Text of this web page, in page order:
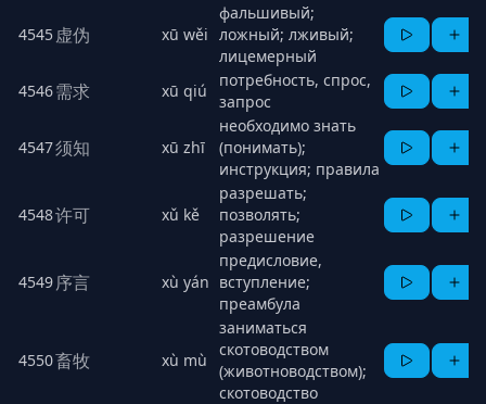
4545虚伪 xū wěi
фальшивый;
ложный; лживый;
лицемерный
4546需求 xū qiú
потребность, спрос,
запрос
4547须知 xū zhī
необходимо знать
(понимать);
инструкция; правила
4548许可 xǔ kě
разрешать;
позволять;
разрешение
4549序言 xù yán
предисловие,
вступление;
преамбула
4550畜牧 xù mù
заниматься
скотоводством
(животноводством);
скотоводство